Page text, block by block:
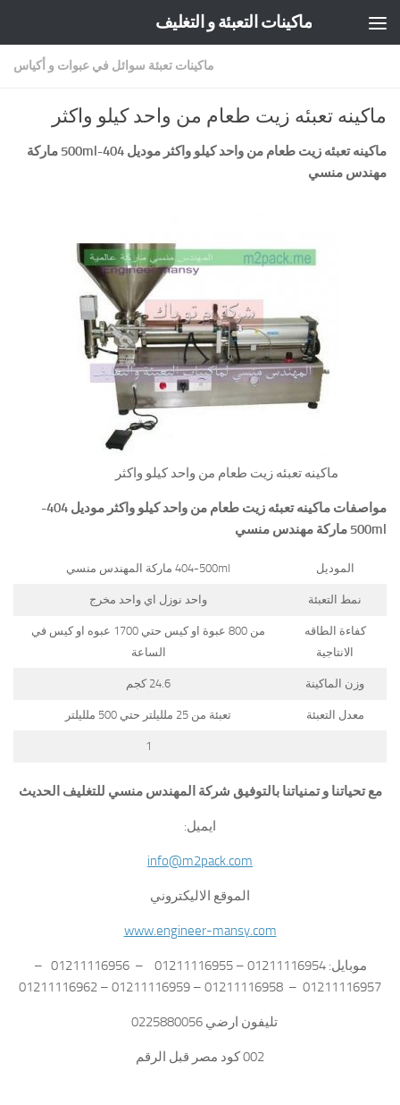
ماكينات التعبئة و التغليف
ماكينات تعبئة سوائل في عبوات و أكياس
ماكينه تعبئه زيت طعام من واحد كيلو واكثر
ماكينه تعبئه زيت طعام من واحد كيلو واكثر موديل
ماركة
مهندس منسي
ماكينه تعبئه زيت طعام من واحد كيلو واكثر
مواصفات ماكينه تعبئه زيت طعام من واحد كيلو واكثر موديل
404-
500ml ماركة مهندس منسي
الموديل 404-500ml ماركة المهندس منسي
نمط التعبئة واحد نوزل اي واحد مخرج
كفاءة الطاقه
الانتاجية
من 800 عبوة او كيس حتي 1700 عبوه او كيس في
الساعة
وزن الماكينة 24.6 كجم
معدل التعبئة تعبئة من 25 ملليلتر حتي 500 ملليلتر
1
مع تحياتنا و تمنياتنا بالتوفيق شركة المهندس منسي للتغليف الحديث
ايميل:
info@m2pack.com
الموقع الاليكتروني
www.engineer-mansy.com
موبايل: 01211116954 – 01211116955 – 01211116956 –
01211116957 – 01211116958 – 01211116959 – 01211116962
تليفون ارضي 0225880056
002 كود مصر قبل الرقم